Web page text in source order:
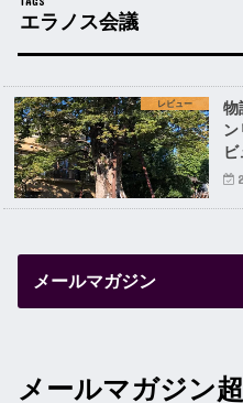
エラノス会議
レビュー
物
ビ
メールマガジン
メールマガジン